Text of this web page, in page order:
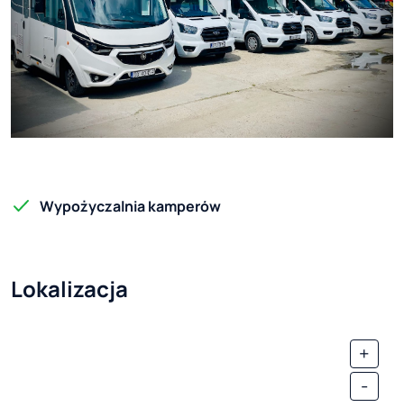
Wypożyczalnia kamperów
Lokalizacja
+
-